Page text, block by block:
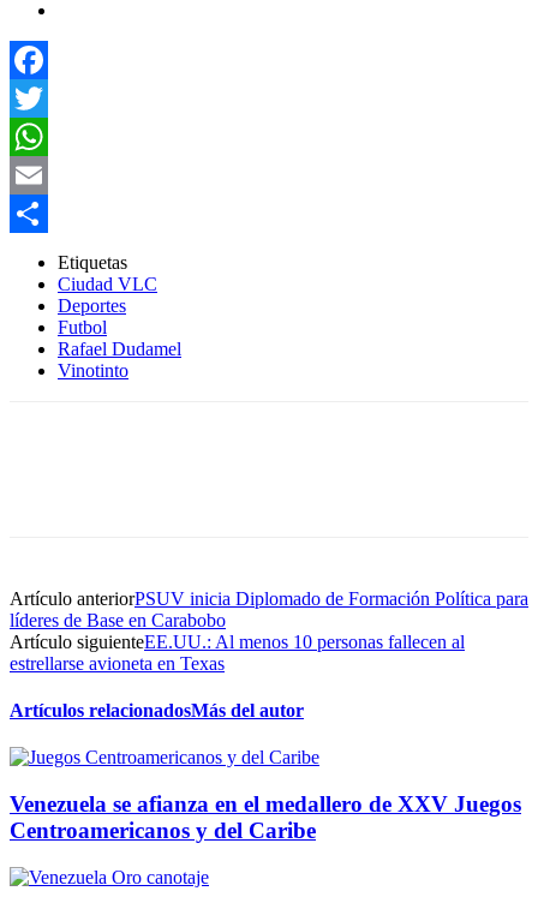
Facebook
Twitter
WhatsApp
Email
Compartir
Etiquetas
Ciudad VLC
Deportes
Futbol
Rafael Dudamel
Vinotinto
Artículo anteriorPSUV inicia Diplomado de Formación Política para
líderes de Base en Carabobo
Artículo siguienteEE.UU.: Al menos 10 personas fallecen al
estrellarse avioneta en Texas
Artículos relacionadosMás del autor
Venezuela se afianza en el medallero de XXV Juegos
Centroamericanos y del Caribe